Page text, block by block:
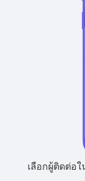
เลือกผู้ติดต่อ